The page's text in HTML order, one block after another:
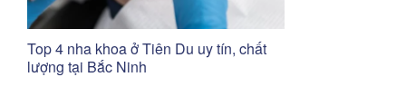
Top 4 nha khoa ở Tiên Du uy tín, chất
lượng tại Bắc Ninh